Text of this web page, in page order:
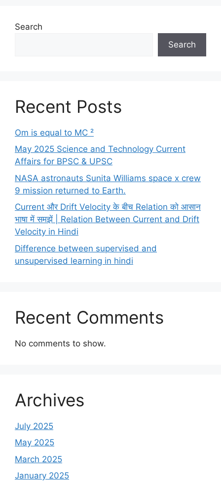
Search
Search
Recent Posts
Om is equal to MC ²
May 2025 Science and Technology Current
Affairs for BPSC & UPSC
NASA astronauts Sunita Williams space x crew
9 mission returned to Earth.
Current और Drift Velocity के बीच Relation को आसान
भाषा में समझें | Relation Between Current and Drift
Velocity in Hindi
Difference between supervised and
unsupervised learning in hindi
Recent Comments
No comments to show.
Archives
July 2025
May 2025
March 2025
January 2025